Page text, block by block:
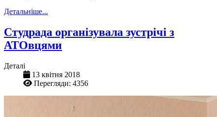
Детальніше...
Студрада організувала зустрічі з
АТОвцями
Деталі
13 квітня 2018
Перегляди: 4356